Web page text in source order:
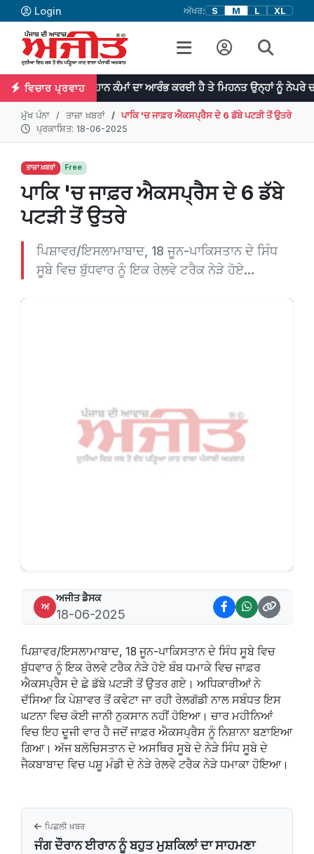
Login ਅੱਖਰ: S M L XL
ਵਿਚਾਰ ਪ੍ਰਵਾਹ
ਮਹਾਨ ਕੰਮਾਂ ਦਾ ਆਰੰਭ ਕਰਦੀ ਹੈ ਤੇ ਮਿਹਨਤ ਉਨ੍ਹਾਂ ਨੂੰ ਨੇਪਰੇ ਚੜ੍ਹਾਉਂਦੀ
ਮੁੱਖ ਪੰਨਾ ਤਾਜ਼ਾ ਖ਼ਬਰਾਂ
ਪਾਕਿ 'ਚ ਜਾਫ਼ਰ ਐਕਸਪ੍ਰੈਸ ਦੇ 6 ਡੱਬੇ ਪਟੜੀ ਤੋਂ ਉਤਰੇ
ਪ੍ਰਕਾਸ਼ਿਤ: 18-06-2025
ਤਾਜ਼ਾ ਖ਼ਬਰਾਂ Free
ਪਾਕਿ 'ਚ ਜਾਫ਼ਰ ਐਕਸਪ੍ਰੈਸ ਦੇ 6 ਡੱਬੇ
ਪਟੜੀ ਤੋਂ ਉਤਰੇ
ਪਿਸ਼ਾਵਰ/ਇਸਲਾਮਾਬਾਦ, 18 ਜੂਨ-ਪਾਕਿਸਤਾਨ ਦੇ ਸਿੰਧ
ਸੂਬੇ ਵਿਚ ਬੁੱਧਵਾਰ ਨੂੰ ਇਕ ਰੇਲਵੇ ਟਰੈਕ ਨੇੜੇ ਹੋਏ...
ਅ
ਅਜੀਤ ਡੈਸਕ
18-06-2025
ਪਿਸ਼ਾਵਰ/ਇਸਲਾਮਾਬਾਦ, 18 ਜੂਨ-ਪਾਕਿਸਤਾਨ ਦੇ ਸਿੰਧ ਸੂਬੇ ਵਿਚ
ਬੁੱਧਵਾਰ ਨੂੰ ਇਕ ਰੇਲਵੇ ਟਰੈਕ ਨੇੜੇ ਹੋਏ ਬੰਬ ਧਮਾਕੇ ਵਿਚ ਜਾਫ਼ਰ
ਐਕਸਪ੍ਰੈਸ ਦੇ ਛੇ ਡੱਬੇ ਪਟੜੀ ਤੋਂ ਉਤਰ ਗਏ। ਅਧਿਕਾਰੀਆਂ ਨੇ
ਦੱਸਿਆ ਕਿ ਪੇਸ਼ਾਵਰ ਤੋਂ ਕਵੇਟਾ ਜਾ ਰਹੀ ਰੇਲਗੱਡੀ ਨਾਲ ਸਬੰਧਤ ਇਸ
ਘਟਨਾ ਵਿਚ ਕੋਈ ਜਾਨੀ ਨੁਕਸਾਨ ਨਹੀਂ ਹੋਇਆ। ਚਾਰ ਮਹੀਨਿਆਂ
ਵਿਚ ਇਹ ਦੂਜੀ ਵਾਰ ਹੈ ਜਦੋਂ ਜਾਫ਼ਰ ਐਕਸਪ੍ਰੈਸ ਨੂੰ ਨਿਸ਼ਾਨਾ ਬਣਾਇਆ
ਗਿਆ। ਅੱਜ ਬਲੋਚਿਸਤਾਨ ਦੇ ਅਸਥਿਰ ਸੂਬੇ ਦੇ ਨੇੜੇ ਸਿੰਧ ਸੂਬੇ ਦੇ
ਜੈਕਬਾਬਾਦ ਵਿਚ ਪਸ਼ੂ ਮੰਡੀ ਦੇ ਨੇੜੇ ਰੇਲਵੇ ਟਰੈਕ ਨੇੜੇ ਧਮਾਕਾ ਹੋਇਆ।
ਪਿਛਲੀ ਖ਼ਬਰ
ਜੰਗ ਦੌਰਾਨ ਈਰਾਨ ਨੂੰ ਬਹੁਤ ਮੁਸ਼ਕਿਲਾਂ ਦਾ ਸਾਹਮਣਾ